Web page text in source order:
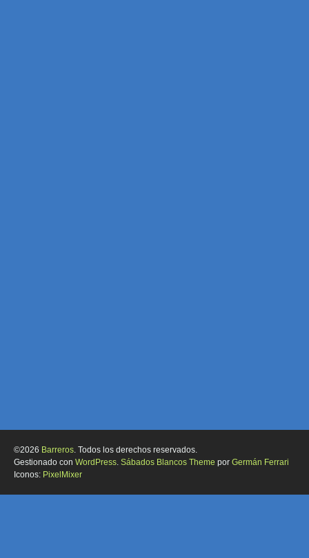
©2026 Barreros. Todos los derechos reservados.
Gestionado con WordPress. Sábados Blancos Theme por Germán Ferrari
Iconos: PixelMixer